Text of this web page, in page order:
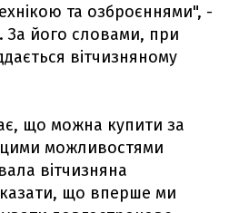
та озброєннями", -
його словами, при
вітчизняному
що можна купити за
цими можливостями
вітчизняна
що вперше ми